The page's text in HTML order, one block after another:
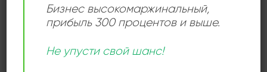
Бизнес высокомаржинальный,
прибыль 300 процентов и выше.
Не упусти свой шанс!